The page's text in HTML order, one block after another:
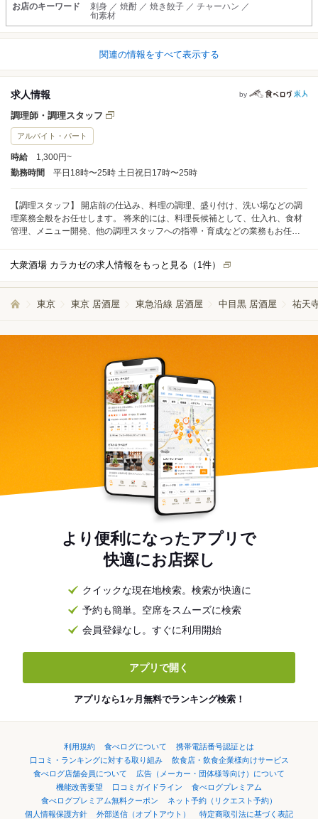
お店のキーワード
刺身 ／ 焼酎 ／ 焼き餃子 ／ チャーハン ／
旬素材
関連の情報をすべて表示する
求人情報 by
調理師・調理スタッフ
アルバイト・パート
時給
1,300円~
勤務時間
平日18時〜25時 土日祝日17時〜25時
【調理スタッフ】 開店前の仕込み、料理の調理、盛り付け、洗い場などの調
理業務全般をお任せします。 将来的には、料理長候補として、仕入れ、食材
管理、メニュー開発、他の調理スタッフへの指導・育成などの業務もお任せ
大衆酒場 カラカゼの求人情報をもっと見る（ 1件）
東京 東京 居酒屋 東急沿線 居酒屋 中目黒 居酒屋 祐天
より便利になったアプリで
快適にお店探し
クイックな現在地検索。検索が快適に
予約も簡単。空席をスムーズに検索
会員登録なし。すぐに利用開始
アプリで開く
アプリなら1ヶ月無料でランキング検索！
利用規約 食べログについて
携帯電話番号認証とは
口コミ・ランキングに対する取り組み
飲食店・飲食企業様向けサービス
食べログ店舗会員について
広告（メーカー・団体様等向け）について
機能改善要望
口コミガイドライン
食べログプレミアム
食べログプレミアム無料クーポン
ネット予約（リクエスト予約）
個人情報保護方針
外部送信（オプトアウト） 特定商取引法に基づく表記